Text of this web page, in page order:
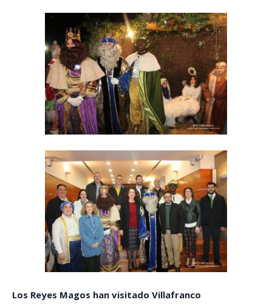
Los Reyes Magos han visitado Villafranco